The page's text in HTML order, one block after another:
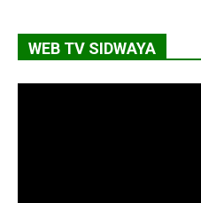
WEB TV SIDWAYA